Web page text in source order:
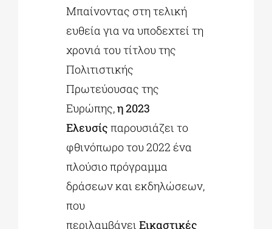
Μπαίνοντας στη τελική
ευθεία για να υποδεχτεί τη
χρονιά του τίτλου της
Πολιτιστικής
Πρωτεύουσας της
Ευρώπης,η 2023
Ελευσίς παρουσιάζει το
φθινόπωρο του 2022 ένα
πλούσιο πρόγραμμα
δράσεων και εκδηλώσεων,
που
περιλαμβάνειΕικαστικές